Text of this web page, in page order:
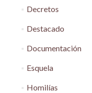
Decretos
Destacado
Documentación
Esquela
Homilías